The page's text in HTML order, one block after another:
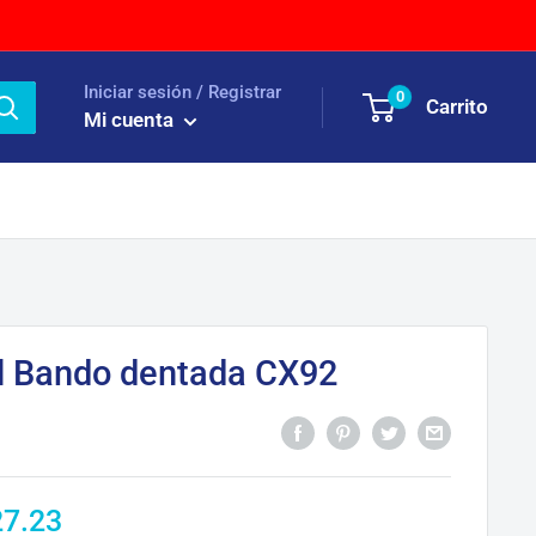
Iniciar sesión / Registrar
Mi cuenta
0 Carrito
dentada CX92